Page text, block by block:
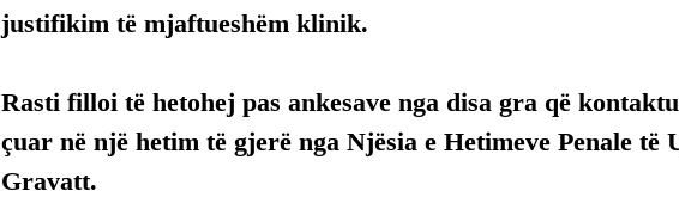
justifikim të mjaftueshëm klinik.
Rasti filloi të hetohej pas ankesave nga disa gra që
çuar në një hetim të gjerë nga Njësia e Hetimeve Penale të
Gravatt.